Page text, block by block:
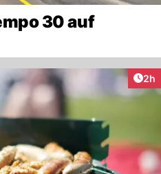
30 auf
2h